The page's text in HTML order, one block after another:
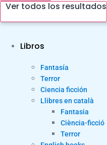
Ver todos los resultados
Libros
Fantasía
Terror
Ciencia ficción
Llibres en català
Fantasia
Ciència-ficció
Terror